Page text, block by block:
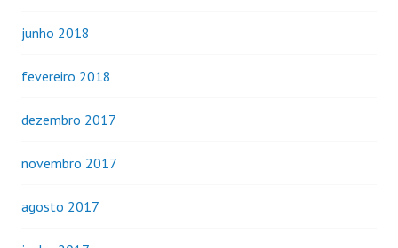
junho 2018
fevereiro 2018
dezembro 2017
novembro 2017
agosto 2017